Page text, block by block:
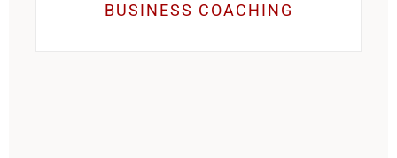
BUSINESS COACHING